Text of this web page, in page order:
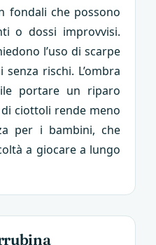
fondali che possono
o dossi improvvisi.
l’uso di scarpe
rischi. L’ombra
portare un riparo
ciottoli rende meno
per i bambini, che
a giocare a lungo